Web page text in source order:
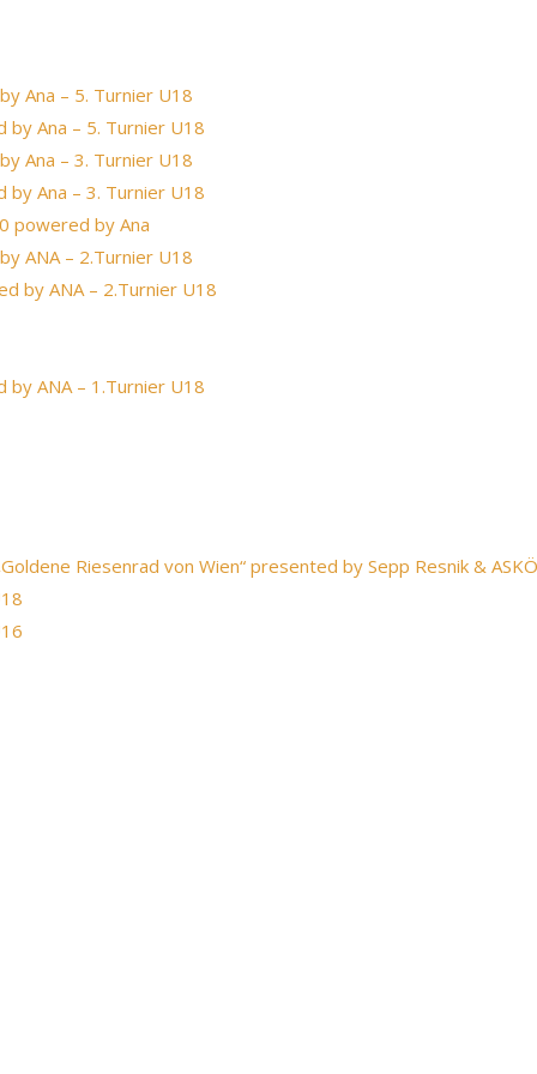
Ana – 5. Turnier U18
by Ana – 5. Turnier U18
Ana – 3. Turnier U18
by Ana – 3. Turnier U18
powered by Ana
ANA – 2.Turnier U18
by ANA – 2.Turnier U18
by ANA – 1.Turnier U18
Riesenrad von Wien“ presented by Sepp Resnik & ASKÖ